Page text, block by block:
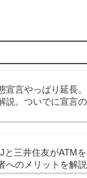
宣言やっぱり延長
説。ついでに宣言
と三井住友がATM
へのメリットを解説